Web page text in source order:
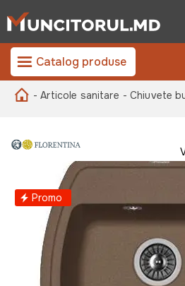
Catalog produse
- Articole sanitare - Chiuvete
Promo